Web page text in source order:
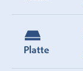
Platte